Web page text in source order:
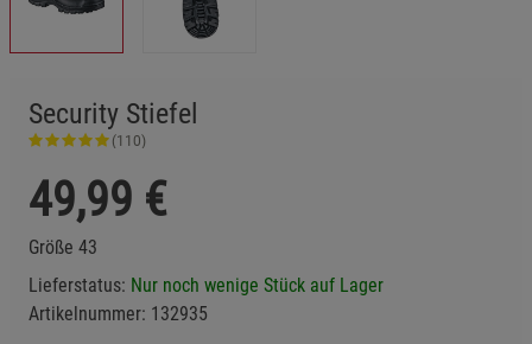
Security Stiefel
(110)
49,99 €
Größe 43
Lieferstatus: Nur noch wenige Stück auf Lager
Artikelnummer: 132935